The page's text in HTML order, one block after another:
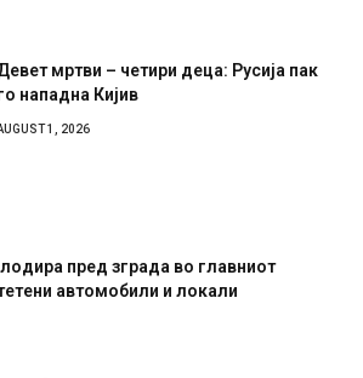
мртви – четири деца: Русија пак
нападна Кијив
1, 2026
– воведува нова 11-